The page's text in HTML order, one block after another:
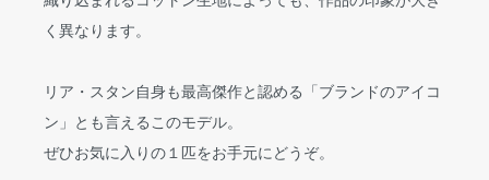
く異なります。
リア・スタン自身も最高傑作と認める「ブランドのアイコ
ン」とも言えるこのモデル。
ぜひお気に入りの１匹をお手元にどうぞ。